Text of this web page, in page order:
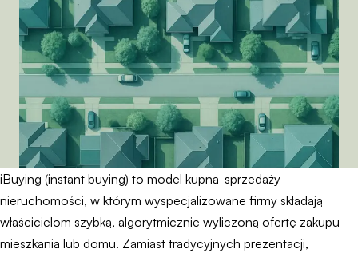
iBuying (instant buying) to model kupna-sprzedaży
nieruchomości, w którym wyspecjalizowane firmy składają
właścicielom szybką, algorytmicznie wyliczoną ofertę zakupu
mieszkania lub domu. Zamiast tradycyjnych prezentacji,